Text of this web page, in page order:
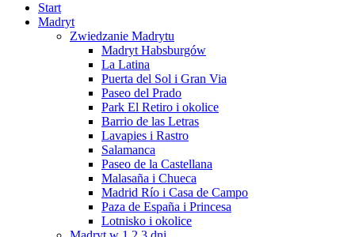
Start
Madryt
Zwiedzanie Madrytu
Madryt Habsburgów
La Latina
Puerta del Sol i Gran Via
Paseo del Prado
Park El Retiro i okolice
Barrio de las Letras
Lavapies i Rastro
Salamanca
Paseo de la Castellana
Malasaña i Chueca
Madrid Río i Casa de Campo
Paza de España i Princesa
Lotnisko i okolice